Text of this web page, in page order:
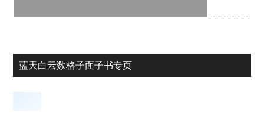
蓝天白云数格子面子书专页